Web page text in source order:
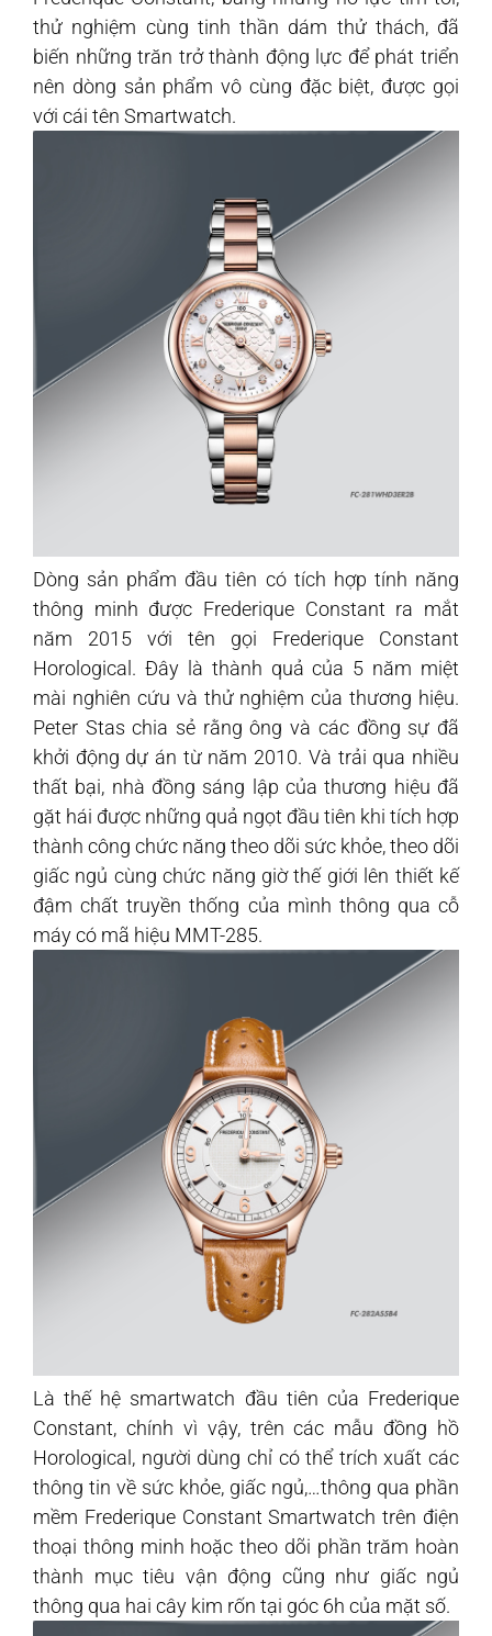
thử nghiệm cùng tinh thần dám thử thách, đã
biến những trăn trở thành động lực để phát triển
nên dòng sản phẩm vô cùng đặc biệt, được gọi
với cái tên Smartwatch.
Dòng sản phẩm đầu tiên có tích hợp tính năng
thông minh được Frederique Constant ra mắt
năm 2015 với tên gọi Frederique Constant
Horological. Đây là thành quả của 5 năm miệt
mài nghiên cứu và thử nghiệm của thương hiệu.
Peter Stas chia sẻ rằng ông và các đồng sự đã
khởi động dự án từ năm 2010. Và trải qua nhiều
thất bại, nhà đồng sáng lập của thương hiệu đã
gặt hái được những quả ngọt đầu tiên khi tích hợp
thành công chức năng theo dõi sức khỏe, theo dõi
giấc ngủ cùng chức năng giờ thế giới lên thiết kế
đậm chất truyền thống của mình thông qua cỗ
máy có mã hiệu MMT-285.
Là thế hệ smartwatch đầu tiên của Frederique
Constant, chính vì vậy, trên các mẫu đồng hồ
Horological, người dùng chỉ có thể trích xuất các
thông tin về sức khỏe, giấc ngủ,…thông qua phần
mềm Frederique Constant Smartwatch trên điện
thoại thông minh hoặc theo dõi phần trăm hoàn
thành mục tiêu vận động cũng như giấc ngủ
thông qua hai cây kim rốn tại góc 6h của mặt số.